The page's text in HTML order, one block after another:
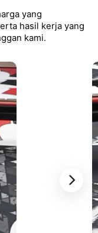
yang
hasil kerja yang
kami.